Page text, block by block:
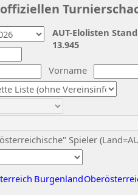
Vorname
Spieler
Burgenland
AUT-Elolisten
13.945